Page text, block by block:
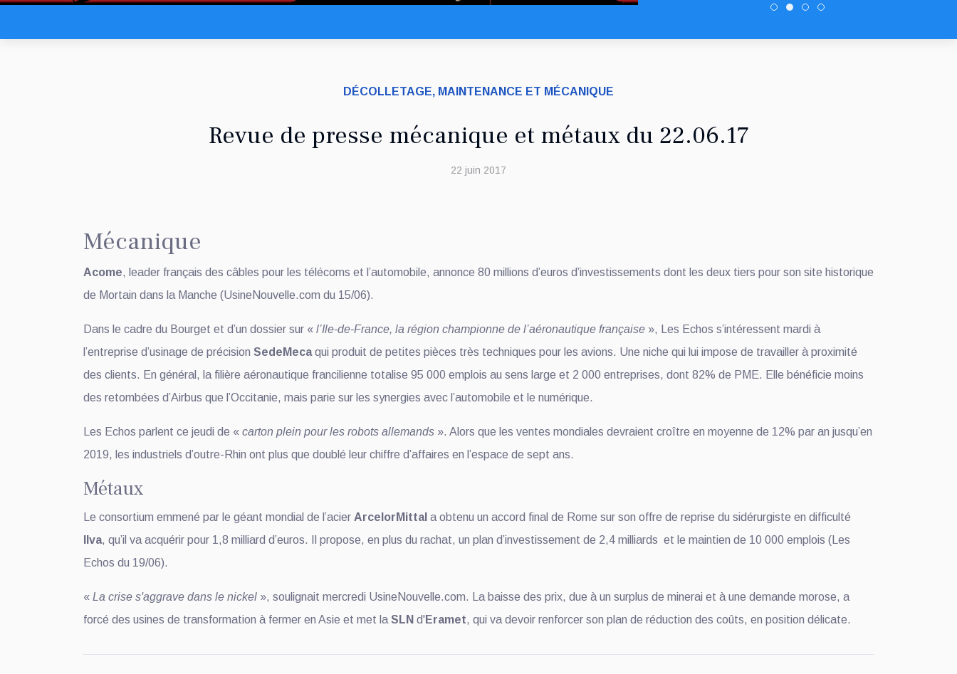
DÉCOLLETAGE, MAINTENANCE ET MÉCANIQUE
Revue de presse mécanique et métaux du 22.06.17
22 juin 2017
Mécanique
Acome, leader français des câbles pour les télécoms et l’automobile, annonce 80 millions d’euros d’investissements dont les deux tiers pour son site historique
de Mortain dans la Manche (UsineNouvelle.com du 15/06).
Dans le cadre du Bourget et d’un dossier sur « l’Ile-de-France, la région championne de l’aéronautique française », Les Echos s’intéressent mardi à
l’entreprise d’usinage de précision SedeMecaqui produit de petites pièces très techniques pour les avions. Une niche qui lui impose de travailler à proximité
des clients. En général, la filière aéronautique francilienne totalise 95 000 emplois au sens large et 2 000 entreprises, dont 82% de PME. Elle bénéficie moins
des retombées d’Airbus que l’Occitanie, mais parie sur les synergies avec l’automobile et le numérique.
Les Echos parlent ce jeudi de « carton plein pour les robots allemands ». Alors que les ventes mondiales devraient croître en moyenne de 12% par an jusqu’en
2019, les industriels d’outre-Rhin ont plus que doublé leur chiffre d’affaires en l’espace de sept ans.
Métaux
Le consortium emmené par le géant mondial de l’acier ArcelorMittal a obtenu un accord final de Rome sur son offre de reprise du sidérurgiste en difficulté
Ilva, qu’il va acquérir pour 1,8 milliard d’euros. Il propose, en plus du rachat, un plan d’investissement de 2,4 milliards et le maintien de 10 000 emplois (Les
Echos du 19/06).
« La crise s'aggrave dans le nickel », soulignait mercredi UsineNouvelle.com. La baisse des prix, due à un surplus de minerai et à une demande morose, a
forcé des usines de transformation à fermer en Asie et met la SLN d' Eramet, qui va devoir renforcer son plan de réduction des coûts, en position délicate.